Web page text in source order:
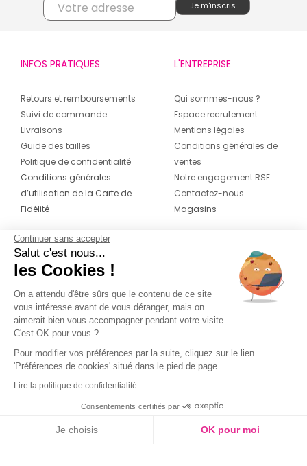
INFOS PRATIQUES
Retours et remboursements
Suivi de commande
Livraisons
Guide des tailles
Politique de confidentialité
Conditions générales
d’utilisation de la Carte de
Fidélité
L'ENTREPRISE
Qui sommes-nous ?
Espace recrutement
Mentions légales
Conditions générales de
ventes
Notre engagement RSE
Contactez-nous
Magasins
CONTACT
04 42 20 78 42
Du lundi au jeudi de 8h30 à 16h30 & le
vendredi de 8h30 à 15h30
Continuer sans accepter
Salut c'est nous...
les Cookies !
On a attendu d'être sûrs que le contenu de ce site
vous intéresse avant de vous déranger, mais on
aimerait bien vous accompagner pendant votre visite...
C'est OK pour vous ?
Pour modifier vos préférences par la suite, cliquez sur le lien
'Préférences de cookies' situé dans le pied de page.
Lire la politique de confidentialité
Consentements certifiés par
Je choisis OK pour moi